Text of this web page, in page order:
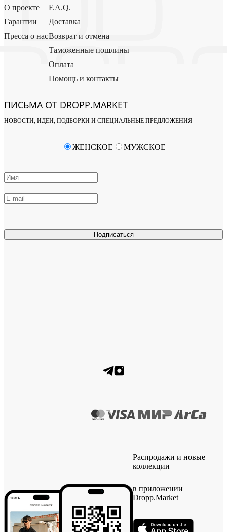
О проекте
Гарантии
Пресса о нас
F.A.Q.
Доставка
Возврат и отмена
Таможенные пошлины
Оплата
Помощь и контакты
ПИСЬМА ОТ DROPP.MARKET
НОВОСТИ, ИДЕИ, ПОДБОРКИ И СПЕЦИАЛЬНЫЕ ПРЕДЛОЖЕНИЯ
Подписаться
ЖЕНСКОЕ МУЖСКОЕ
Распродажи и новые
коллекции
в приложении
Dropp.Market